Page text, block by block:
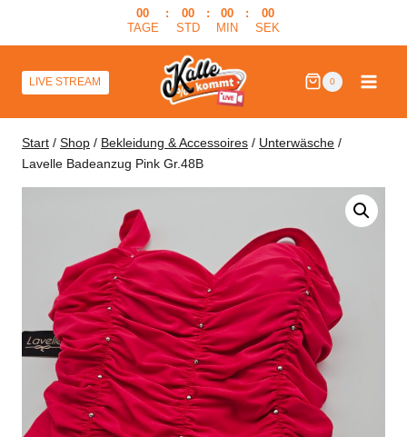
00
TAGE
:
00
STD
:
00
MIN
:
00
SEK
LIVE STREAM 0
Start / Shop / Bekleidung & Accessoires / Unterwäsche /
Lavelle Badeanzug Pink Gr.48B